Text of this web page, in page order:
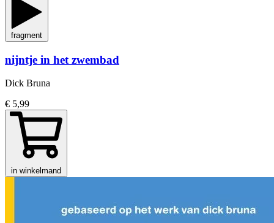
fragment
nijntje in het zwembad
Dick Bruna
€ 5,99
in winkelmand